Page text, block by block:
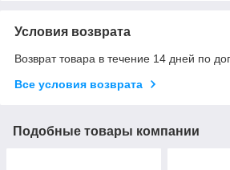
Условия возврата
Возврат товара в течение 14 дней по
Все условия возврата
Подобные товары компании